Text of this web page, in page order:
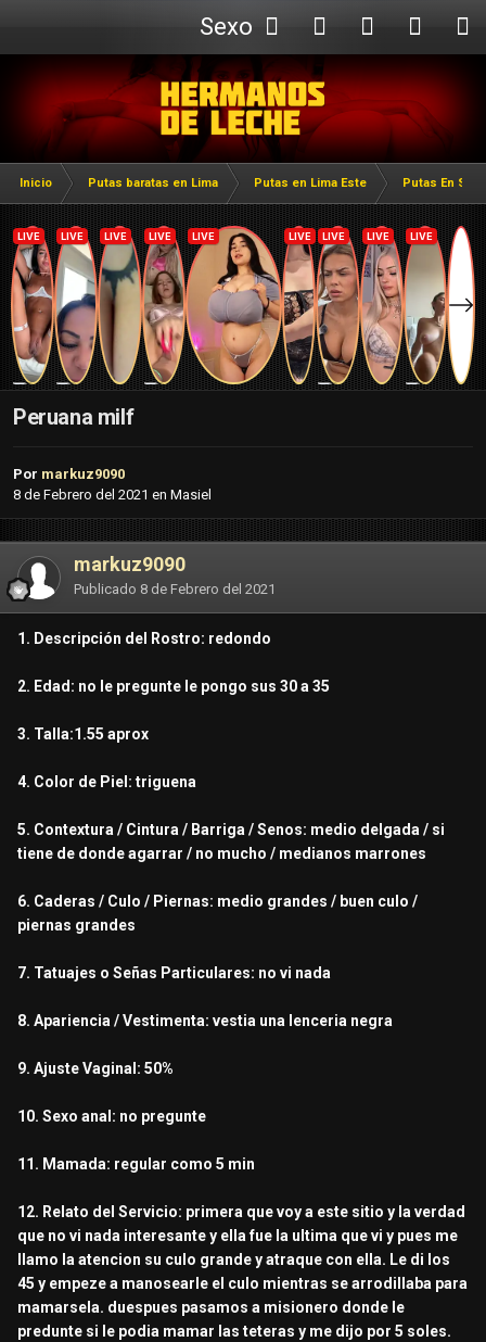
Sexo
Webcam
Inicio Putas baratas en Lima Putas en Lima Este Putas En
Peruana milf
Por markuz9090
8 de Febrero del 2021 en Masiel
markuz9090
Publicado 8 de Febrero del 2021
1. Descripción del Rostro: redondo
2. Edad: no le pregunte le pongo sus 30 a 35
3. Talla:1.55 aprox
4. Color de Piel: triguena
5. Contextura / Cintura / Barriga / Senos: medio delgada / si
tiene de donde agarrar / no mucho / medianos marrones
6. Caderas / Culo / Piernas: medio grandes / buen culo /
piernas grandes
7. Tatuajes o Señas Particulares: no vi nada
8. Apariencia / Vestimenta: vestia una lenceria negra
9. Ajuste Vaginal: 50%
10. Sexo anal: no pregunte
11. Mamada: regular como 5 min
12. Relato del Servicio: primera que voy a este sitio y la verdad
que no vi nada interesante y ella fue la ultima que vi y pues me
llamo la atencion su culo grande y atraque con ella. Le di los
45 y empeze a manosearle el culo mientras se arrodillaba para
mamarsela. duespues pasamos a misionero donde le
predunte si le podia mamar las teteras y me dijo por 5 soles.